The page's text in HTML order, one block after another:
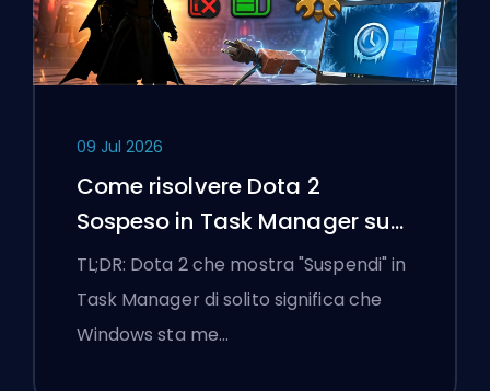
09 Jul 2026
Come risolvere Dota 2
Sospeso in Task Manager su
un laptop Windows
TL;DR: Dota 2 che mostra "Suspendi" in
Task Manager di solito significa che
Windows sta me…